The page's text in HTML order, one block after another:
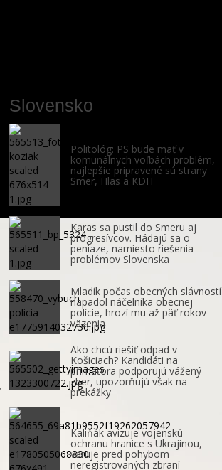
Slovensko
Politológ: PS bude mať v
komunálnych voľbách problém,
najlepšie pripravené sú strany
Smer, Hlas a KDH
Karas sa pustil do Smeru aj
progresívcov. Hádajú sa o
peniaze, namiesto riešenia
problémov Slovenska
Mladík počas obecných slávností
napadol náčelníka obecnej
polície, hrozí mu až päť rokov
väzenia
Ako chcú riešiť odpad v
Košiciach? Kandidáti na
primátora podporujú vážený
zber, upozorňujú však na
prekážky
Kaliňák avizuje vojenskú
ochranu hranice s Ukrajinou,
varuje pred pohybom
neregistrovaných zbraní